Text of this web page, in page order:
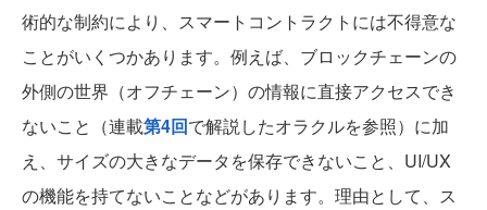
術的な制約により、スマートコントラクトには不得意な
ことがいくつかあります。例えば、ブロックチェーンの
外側の世界（オフチェーン）の情報に直接アクセスでき
ないこと（連載第4回で解説したオラクルを参照）に加
え、サイズの大きなデータを保存できないこと、UI/UX
の機能を持てないことなどがあります。理由として、ス